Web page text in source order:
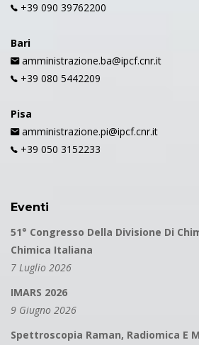
+39 090 39762200
Bari
amministrazione.ba@ipcf.cnr.it
+39 080 5442209
Pisa
amministrazione.pi@ipcf.cnr.it
+39 050 3152233
Eventi
51° Congresso Della Divisione Di
Chimica Italiana
7 Luglio 2026
IMARS 2026
9 Giugno 2026
Spettroscopia Raman, Radiomica E